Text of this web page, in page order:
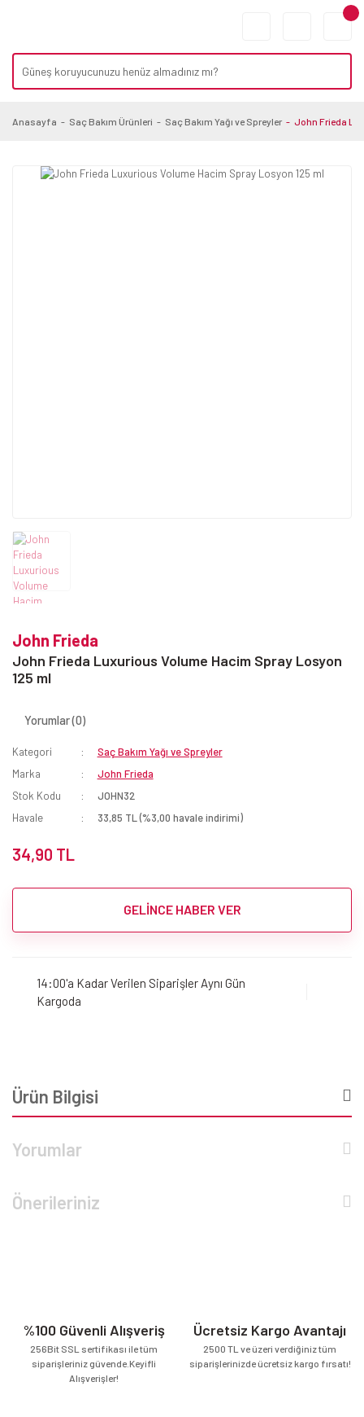
Anasayfa Saç Bakım Ürünleri Saç Bakım Yağı ve Spreyler John Frieda
John Frieda
John Frieda Luxurious Volume Hacim Spray Losyon
125 ml
Yorumlar (0)
Kategori
Saç Bakım Yağı ve Spreyler
Marka
John Frieda
Stok Kodu
JOHN32
Havale
33,85 TL (%3,00 havale indirimi)
34,90 TL
GELİNCE HABER VER
14:00'a Kadar Verilen Siparişler Aynı Gün
Kargoda
Ürün Bilgisi
Yorumlar
Önerileriniz
%100 Güvenli Alışveriş
256Bit SSL sertifikası ile tüm
siparişleriniz güvende.Keyifli
Alışverişler!
Ücretsiz Kargo Avantajı
2500 TL ve üzeri verdiğiniz tüm
siparişlerinizde ücretsiz kargo fırsatı!